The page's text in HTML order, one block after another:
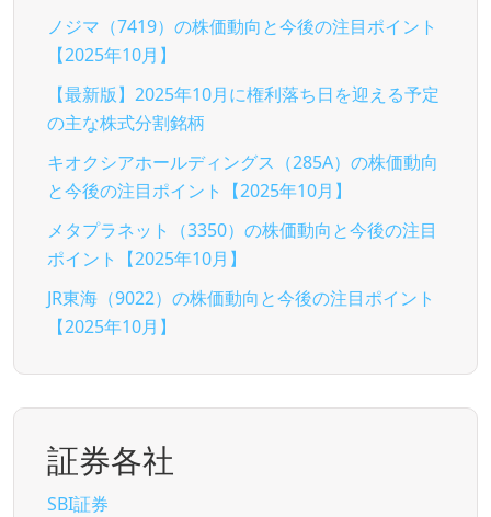
ノジマ（7419）の株価動向と今後の注目ポイント
【2025年10月】
【最新版】2025年10月に権利落ち日を迎える予定
の主な株式分割銘柄
キオクシアホールディングス（285A）の株価動向
と今後の注目ポイント【2025年10月】
メタプラネット（3350）の株価動向と今後の注目
ポイント【2025年10月】
JR東海（9022）の株価動向と今後の注目ポイント
【2025年10月】
証券各社
SBI証券